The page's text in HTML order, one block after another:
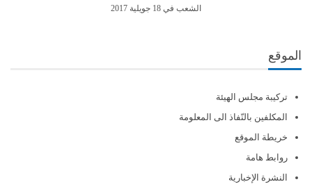
الشعب في 18 جويلية 2017
الموقع
تركيبة مجلس الهيئة
المكلفين بالنّفاذ الى المعلومة
خريطة الموقع
روابط هامة
النشرة الإخبارية